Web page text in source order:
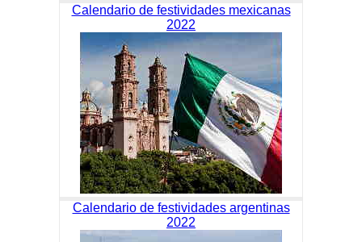
Calendario de festividades mexicanas
2022
Calendario de festividades argentinas
2022